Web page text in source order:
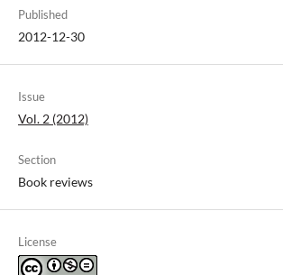
Published
2012-12-30
Issue
Vol. 2 (2012)
Section
Book reviews
License